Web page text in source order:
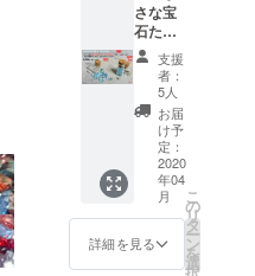
い、お
届けが
できま
せん）
※複数の
ご支援
をいた
だいた
場合、
リター
ン品は
て発送
いたし
は、本
名を入
力して
くださ
い （ハ
ンドル
ネーム
等の場
合、郵
便局よ
り返送
しま
い、お
（税・
送料
込）
➡
9,000円
（税・
送料
込） ※
画像は
リター
ン品の
一例で
す ※お
た。 で
きるだ
け詰め
込んだ
小瓶を
１個お
届けし
ます。
宝石の
種類や
形、大
きさ、
色はお
さな宝
石たち
「薄水
色」
【早
割】
（品
番：
LSB200
2-F-1）
小さな
宝石た
ちの中
から、
支援
者：
5人
お届
け予
定：
2020
年04
月
詳細を見る
こ
の
リ
タ
ー
ン
を
選